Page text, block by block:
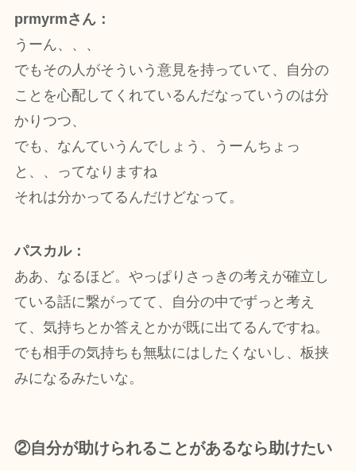
prmyrmさん：
うーん、、、
でもその人がそういう意見を持っていて、自分の
ことを心配してくれているんだなっていうのは分
かりつつ、
でも、なんていうんでしょう、うーんちょっ
と、、ってなりますね
それは分かってるんだけどなって。
パスカル：
ああ、なるほど。やっぱりさっきの考えが確立し
ている話に繋がってて、自分の中でずっと考え
て、気持ちとか答えとかが既に出てるんですね。
でも相手の気持ちも無駄にはしたくないし、板挟
みになるみたいな。
②自分が助けられることがあるなら助けたい